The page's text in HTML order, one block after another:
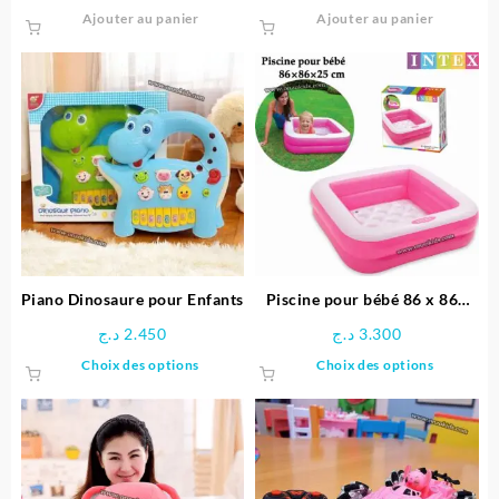
Ajouter au panier Ajouter au panier
Piano Dinosaure pour Enfants
2.450 د.ج
Choix des options
plusieurs
variations.
Piscine pour bébé 86 x 86x
3.300 د.ج
Choix des options
a
Les